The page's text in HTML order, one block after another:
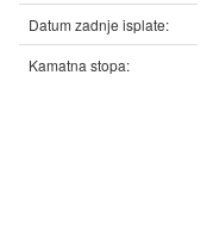
Datum zadnje isplate:
Kamatna stopa: